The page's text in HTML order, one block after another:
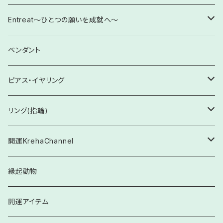
依存からの脱却・改善
感性を輝かせる未来へ
感情のコントロール
五感を整える
ストラップ
置石
お守りに
【10㎜】ブレスレット
【12㎜】ブレスレット
【11㎜】ブレスレット
【14㎜】ブレスレット
【13㎜】ブレスレット
【Krehaオリジナル】覚醒・自己開花
【Krehaオリジナル】厄除け・邪気払い
【Krehaオリジナル】出逢い・絆と発展
【Krehaオリジナル】学業・仕事
【Kreha特製】人間関係
【Krehaオリジナル】妊娠・出産
【Krehaオリジナル】金運・繁栄
五芒星ブレスレット
六芒星ブレスレット
対極ブレスレット
Entreat～ひとつの願いを成就へ～
Entreat 各種
【救いの環】Entreat ×叶え水晶
ペンダント
ピアス・イヤリング
ピアス
イヤリング
イヤーカフ
リング(指輪)
フリーサイズ
シルバー925製
その他
各サイズ
シルバー925
開運KrehaChannel
ブレスレット
Happy Oracle Stone Card 関連
六角柱
縁起動物
開運アイテム